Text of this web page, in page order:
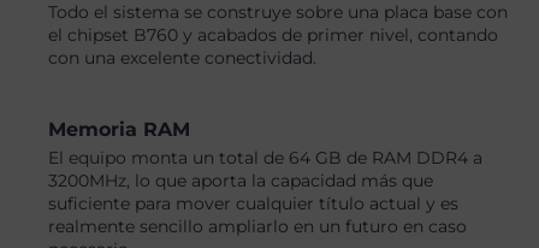
Todo el sistema se construye sobre una placa base con
el chipset B760 y acabados de primer nivel, contando
con una excelente conectividad.
Memoria RAM
El equipo monta un total de 64 GB de RAM DDR4 a
3200MHz, lo que aporta la capacidad más que
suficiente para mover cualquier título actual y es
realmente sencillo ampliarlo en un futuro en caso